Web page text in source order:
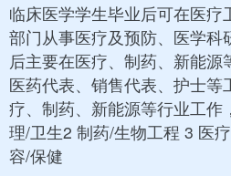
临床医学学生毕业后可在医疗
部门从事医疗及预防、医学科
后主要在医疗、制药、新能
医药代表、销售代表、护士等
疗、制药、新能源等行业工作
理/卫生2 制药/生物工程 3 医
容/保健